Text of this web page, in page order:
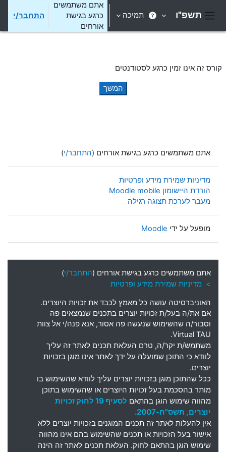
תשפ"ו תמיכה
אתם משתמשים
כרגע בגישת
אורחים
התחבר/י
קורס זה אינו זמין כרגע לסטודנטים
המשך
אתם משתמשים כרגע בגישת אורחים (התחבר/י)
מדיניות שמירת מידע ופרטיות
הורדת היישומון Moodle mobile
מעבר לערכת תצוגה רגילה
מופעל על ידי Moodle
אתם משתמשים כרגע בגישת אורחים (התחבר/י)
> מדיניות שמירת מידע ופרטיות
האוניברסיטה עושה כל מאמץ לכבד את זכויות היוצרים.
אם את/ה בעל/ת זכויות יוצרים בתכנים שנמצאים פה
וסבור/ה שהשימוש שנעשה פה אסור, אנא פנה/י אל צוות
Virtual TAU.
משתמש/ת יקר/ה, טרם העלאת תכנים לאתר זה עליך
לוודא כי התוכן שמועלה על ידך לאתר אינו מוגן בזכויות
יוצרים.
ככל שהתוכן מוגן בזכויות יוצרים עליך לוודא שהשימוש בו
מותר בהסכמת בעל זכויות היוצרים או שהשימוש בתוכן
מהווה שימוש הוגן בהתאם
לסעיף 19 לחוק זכויות
יוצרים, תשס"ח-2007.
אין להעלות לאתר זה תכנים המוגנים בזכויות יוצרים ללא
אישור בעל הזכויות או תכנים שהשימוש בהם אינו מהווה
שימוש הוגן בהתאם לחוק. העלאת תכנים לאתר זה הינה